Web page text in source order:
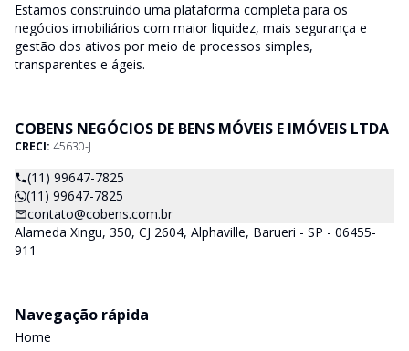
Estamos construindo uma plataforma completa para os
negócios imobiliários com maior liquidez, mais segurança e
gestão dos ativos por meio de processos simples,
transparentes e ágeis.
COBENS NEGÓCIOS DE BENS MÓVEIS E IMÓVEIS LTDA
CRECI: 45630-J
(11) 99647-7825
(11) 99647-7825
contato@cobens.com.br
Alameda Xingu, 350, CJ 2604, Alphaville, Barueri - SP - 06455-
911
Navegação rápida
Home